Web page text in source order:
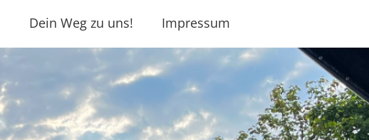
Dein Weg zu uns! Impressum